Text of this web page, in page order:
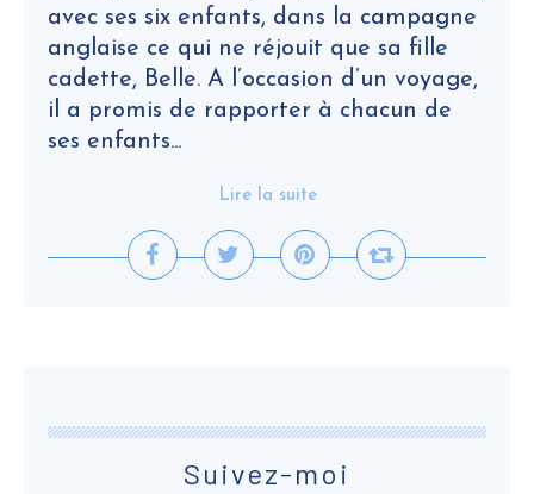
avec ses six enfants, dans la campagne
anglaise ce qui ne réjouit que sa fille
cadette, Belle. A l’occasion d’un voyage,
il a promis de rapporter à chacun de
ses enfants...
Lire la suite
Suivez-moi